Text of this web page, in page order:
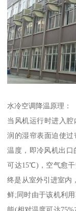
水冷空调降温原理：
当风机运行时进入
润的湿帘表面迫使
温度，即冷风机出
可达15℃)，空气愈
终是从室外引进室内
鲜;同时由于该机利
能(相对温度可达